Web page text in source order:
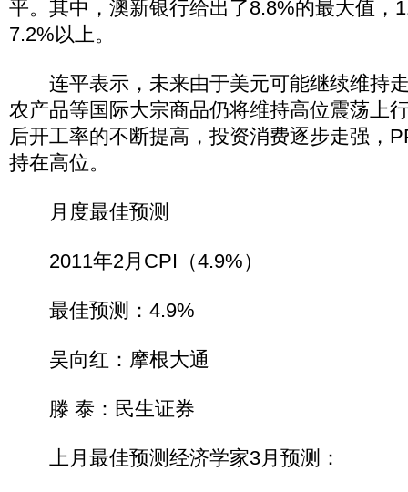
平。其中，澳新银行给出了8.8%的最大值，
7.2%以上。
连平表示，未来由于美元可能继续维持
农产品等国际大宗商品仍将维持高位震荡上
后开工率的不断提高，投资消费逐步走强，
持在高位。
月度最佳预测
2011年2月CPI（4.9%）
最佳预测：4.9%
吴向红：摩根大通
滕 泰：民生证券
上月最佳预测经济学家3月预测：